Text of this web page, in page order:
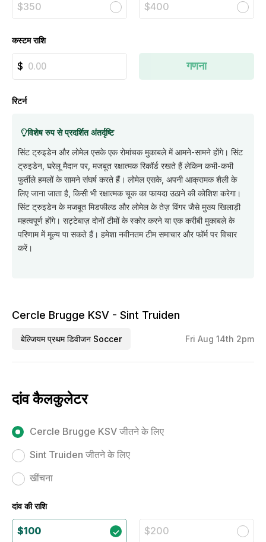
$350 $400
कस्टम राशि
गणना
रिटर्न
विशेष रुप से प्रदर्शित अंतर्दृष्टि
सिंट ट्रुइडेन और लोमेल एसके एक रोमांचक मुकाबले में आमने-सामने होंगे। सिंट
ट्रुइडेन, घरेलू मैदान पर, मजबूत रक्षात्मक रिकॉर्ड रखते हैं लेकिन कभी-कभी
फुर्तीले हमलों के सामने संघर्ष करते हैं। लोमेल एसके, अपनी आक्रामक शैली के
लिए जाना जाता है, किसी भी रक्षात्मक चूक का फायदा उठाने की कोशिश करेगा।
सिंट ट्रुइडेन के मजबूत मिडफील्ड और लोमेल के तेज़ विंगर जैसे मुख्य खिलाड़ी
महत्वपूर्ण होंगे। सट्टेबाज़ दोनों टीमों के स्कोर करने या एक करीबी मुकाबले के
परिणाम में मूल्य पा सकते हैं। हमेशा नवीनतम टीम समाचार और फॉर्म पर विचार
करें।
Cercle Brugge KSV - Sint Truiden
बेल्जियम प्रथम डिवीजन Soccer Fri Aug 14th 2pm
दांव कैलकुलेटर
Cercle Brugge KSV जीतने के लिए
Sint Truiden जीतने के लिए
खींचना
दांव की राशि
$100 $200